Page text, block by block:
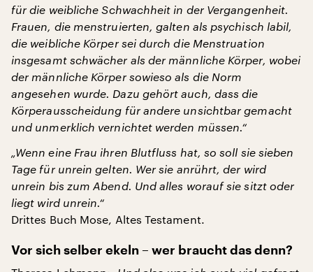
für die weibliche Schwachheit in der Vergangenheit.
Frauen, die menstruierten, galten als psychisch labil,
die weibliche Körper sei durch die Menstruation
insgesamt schwächer als der männliche Körper, wobei
der männliche Körper sowieso als die Norm
angesehen wurde. Dazu gehört auch, dass die
Körperausscheidung für andere unsichtbar gemacht
und unmerklich vernichtet werden müssen.“
„Wenn eine Frau ihren Blutfluss hat, so soll sie sieben
Tage für unrein gelten. Wer sie anrührt, der wird
unrein bis zum Abend. Und alles worauf sie sitzt oder
liegt wird unrein.“
Drittes Buch Mose, Altes Testament.
Vor sich selber ekeln – wer braucht das denn?